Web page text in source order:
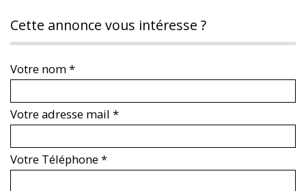
cette annonce vous intéresse ?
Votre nom *
Votre adresse mail *
Votre Téléphone *